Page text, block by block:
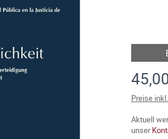
Preise
Aktuell
unser